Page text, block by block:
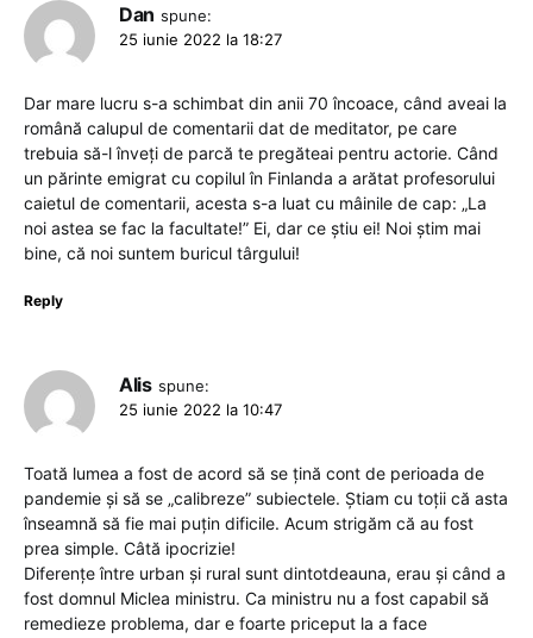
Dan spune:
25 iunie 2022 la 18:27
Dar mare lucru s-a schimbat din anii 70 încoace, când aveai la
română calupul de comentarii dat de meditator, pe care
trebuia să-l înveți de parcă te pregăteai pentru actorie. Când
un părinte emigrat cu copilul în Finlanda a arătat profesorului
caietul de comentarii, acesta s-a luat cu mâinile de cap: „La
noi astea se fac la facultate!” Ei, dar ce știu ei! Noi știm mai
bine, că noi suntem buricul târgului!
Reply
Alis spune:
25 iunie 2022 la 10:47
Toată lumea a fost de acord să se țină cont de perioada de
pandemie și să se „calibreze” subiectele. Știam cu toții că asta
înseamnă să fie mai puțin dificile. Acum strigăm că au fost
prea simple. Câtă ipocrizie!
Diferențe între urban și rural sunt dintotdeauna, erau și când a
fost domnul Miclea ministru. Ca ministru nu a fost capabil să
remedieze problema, dar e foarte priceput la a face